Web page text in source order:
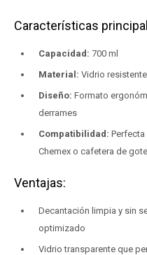
Características
Capacidad: 700 ml
Material: Vidrio
Diseño: Formato
derrames
Compatibilidad:
Chemex o cafetera de
Ventajas:
Decantación limpia y sin
optimizado
Vidrio transparente que